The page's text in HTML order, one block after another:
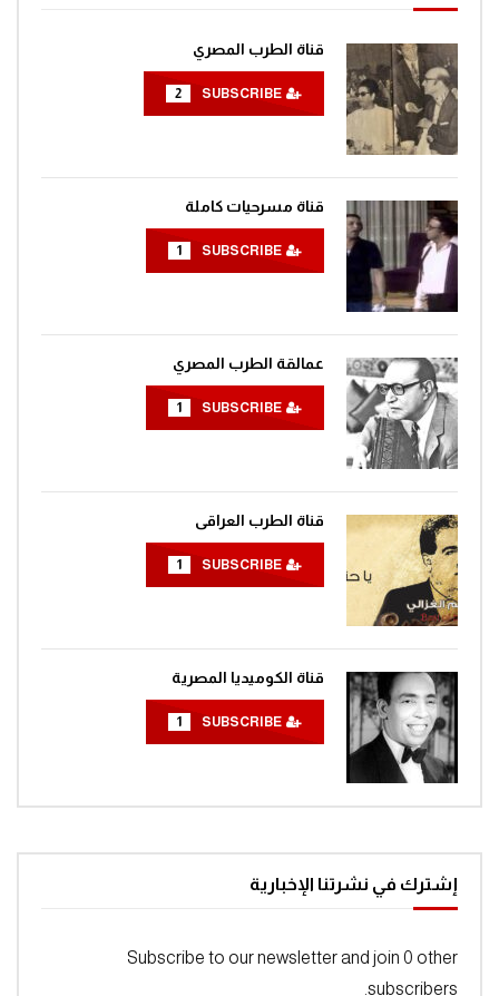
قناة الطرب المصري
2
قناة مسرحيات كاملة
1
عمالقة الطرب المصري
1
قناة الطرب العراقى
1
قناة الكوميديا المصرية
1
إشترك في نشرتنا الإخبارية
Subscribe to our newsletter and join 0 other
subscribers.